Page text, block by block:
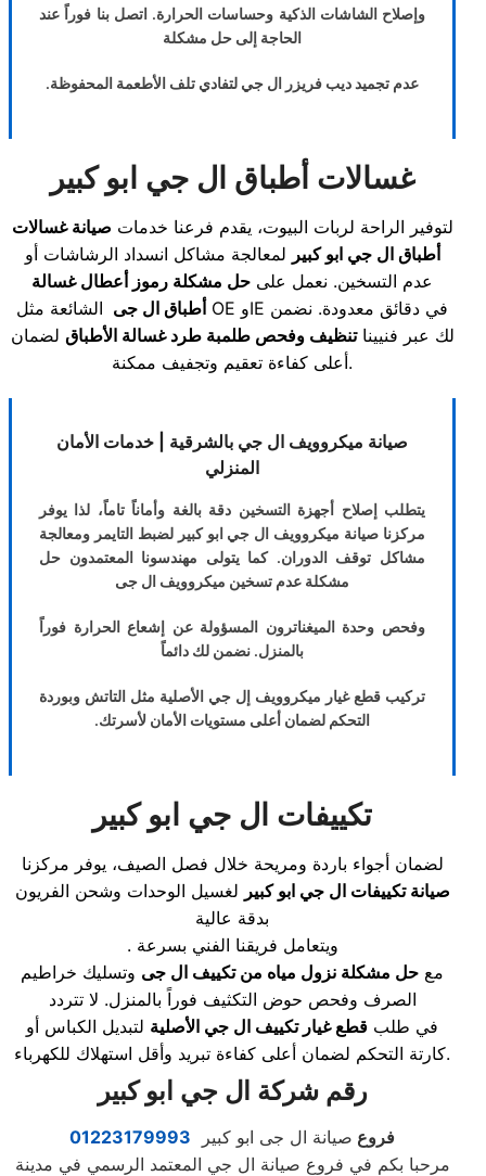
وإصلاح الشاشات الذكية وحساسات الحرارة. اتصل بنا فوراً عند
الحاجة إلى حل مشكلة
عدم تجميد ديب فريزر ال جي لتفادي تلف الأطعمة المحفوظة.
غسالات أطباق ال جي ابو كبير
لتوفير الراحة لربات البيوت، يقدم فرعنا خدمات صيانة غسالات
أطباق ال جي ابو كبير لمعالجة مشاكل انسداد الرشاشات أو
عدم التسخين. نعمل على حل مشكلة رموز أعطال غسالة
أطباق ال جى الشائعة مثل OE وIE في دقائق معدودة. نضمن
لك عبر فنييناتنظيف وفحص طلمبة طرد غسالة الأطباق لضمان
أعلى كفاءة تعقيم وتجفيف ممكنة.
صيانة ميكروويف ال جي بالشرقية | خدمات الأمان
المنزلي
يتطلب إصلاح أجهزة التسخين دقة بالغة وأماناً تاماً، لذا يوفر
مركزنا صيانة ميكروويف ال جي ابو كبير لضبط التايمر ومعالجة
مشاكل توقف الدوران. كما يتولى مهندسونا المعتمدون حل
مشكلة عدم تسخين ميكروويف ال جى
وفحص وحدة الميغناترون المسؤولة عن إشعاع الحرارة فوراً
بالمنزل. نضمن لك دائماً
تركيب قطع غيار ميكروويف إل جي الأصلية مثل التاتش وبوردة
التحكم لضمان أعلى مستويات الأمان لأسرتك.
تكييفات ال جي ابو كبير
لضمان أجواء باردة ومريحة خلال فصل الصيف، يوفر مركزنا
صيانة تكييفات ال جي ابو كبير لغسيل الوحدات وشحن الفريون
بدقة عالية
. ويتعامل فريقنا الفني بسرعة
مع حل مشكلة نزول مياه من تكييف ال جى وتسليك خراطيم
الصرف وفحص حوض التكثيف فوراً بالمنزل. لا تتردد
في طلب قطع غيار تكييف ال جي الأصلية لتبديل الكباس أو
كارتة التحكم لضمان أعلى كفاءة تبريد وأقل استهلاك للكهرباء.
رقم شركة ال جي ابو كبير
فروع صيانة ال جى ابو كبير 01223179993
مرحبا بكم في فروع صيانة ال جي المعتمد الرسمي في مدينة